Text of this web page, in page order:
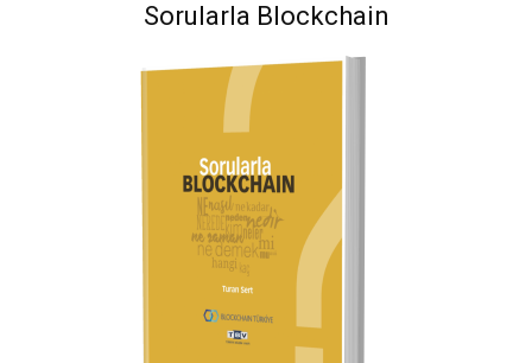
Sorularla Blockchain